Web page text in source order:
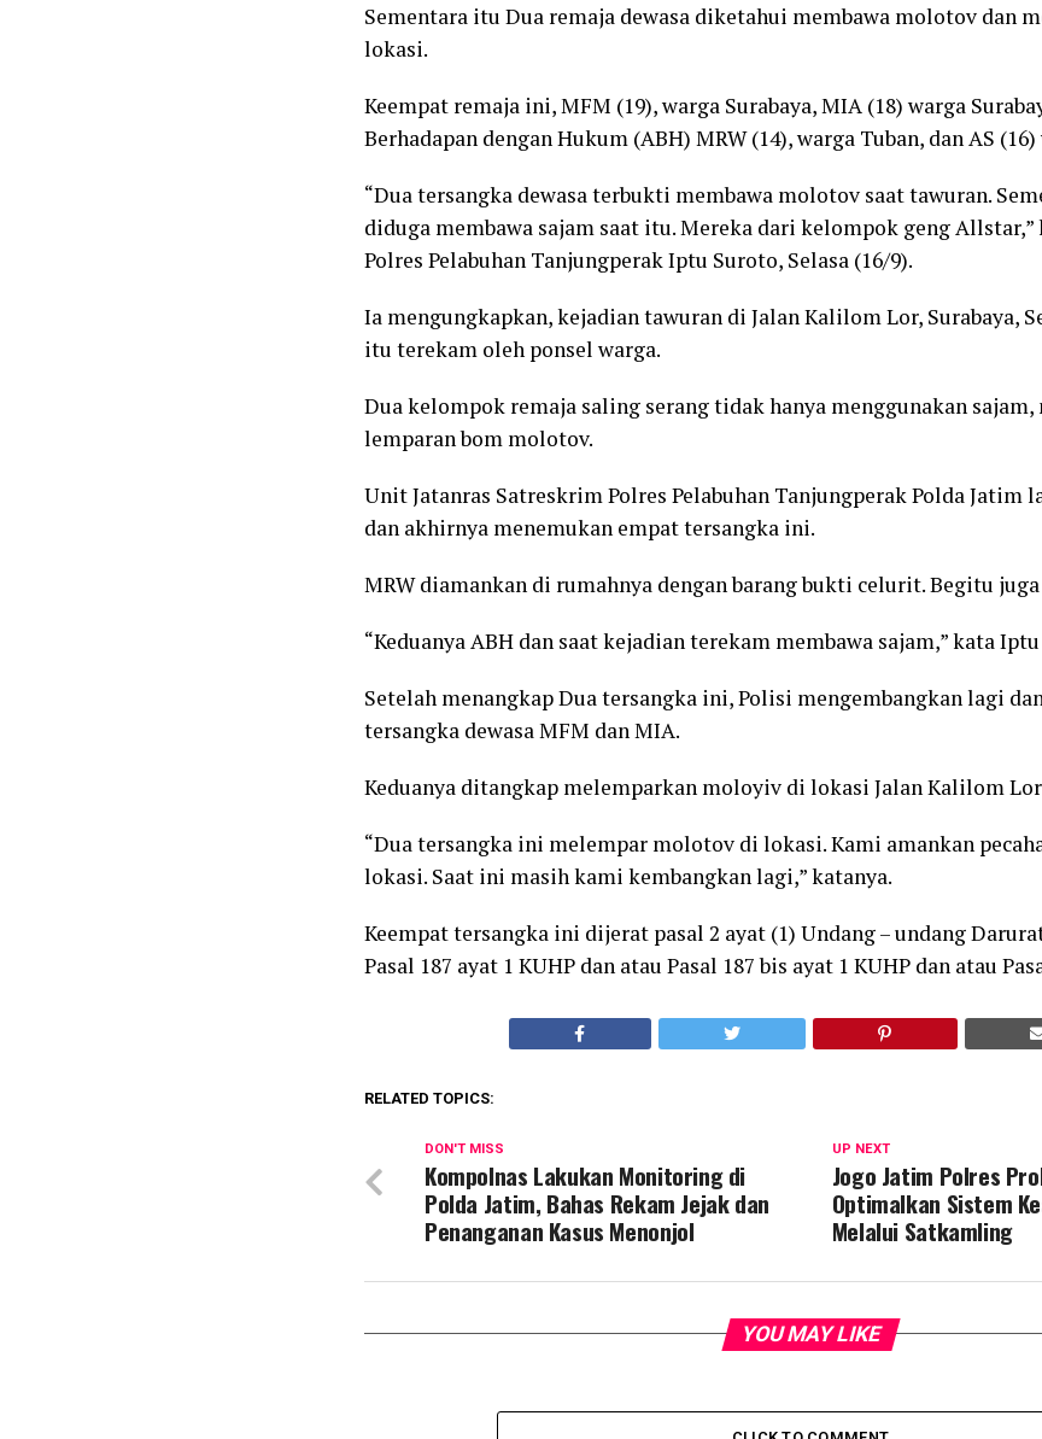
Sementara itu Dua remaja dewasa diketahui membawa molotov dan
lokasi.
Keempat remaja ini, MFM (19), warga Surabaya, MIA (18) warga
Berhadapan dengan Hukum (ABH) MRW (14), warga Tuban, dan AS (16)
“Dua tersangka dewasa terbukti membawa molotov saat tawuran.
diduga membawa sajam saat itu. Mereka dari kelompok geng Allstar,”
Polres Pelabuhan Tanjungperak Iptu Suroto, Selasa (16/9).
Ia mengungkapkan, kejadian tawuran di Jalan Kalilom Lor, Surabaya,
itu terekam oleh ponsel warga.
Dua kelompok remaja saling serang tidak hanya menggunakan sajam,
lemparan bom molotov.
Unit Jatanras Satreskrim Polres Pelabuhan Tanjungperak Polda Jatim
dan akhirnya menemukan empat tersangka ini.
MRW diamankan di rumahnya dengan barang bukti celurit. Begitu
“Keduanya ABH dan saat kejadian terekam membawa sajam,” kata
Setelah menangkap Dua tersangka ini, Polisi mengembangkan lagi
tersangka dewasa MFM dan MIA.
Keduanya ditangkap melemparkan moloyiv di lokasi Jalan Kalilom Lor
“Dua tersangka ini melempar molotov di lokasi. Kami amankan
lokasi. Saat ini masih kami kembangkan lagi,” katanya.
Keempat tersangka ini dijerat pasal 2 ayat (1) Undang – undang
Pasal 187 ayat 1 KUHP dan atau Pasal 187 bis ayat 1 KUHP dan atau
RELATED TOPICS:
UP NEXT
Jogo Jatim Polres
Optimalkan Sistem
Melalui Satkamling
DON'T MISS
Kompolnas Lakukan Monitoring di
Polda Jatim, Bahas Rekam Jejak dan
Penanganan Kasus Menonjol
YOU MAY LIKE